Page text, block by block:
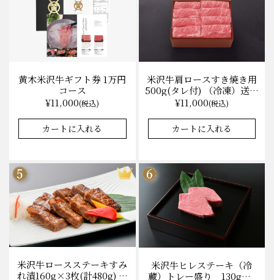
黄木米沢牛ギフト券 1万円
コース
¥11,000(税込)
カートに入れる
米沢牛肩ロースすき焼き用
500g(タレ付) （冷凍）送料
無料 化粧箱入
¥11,000(税込)
カートに入れる
米沢牛ロースステーキすみ
れ漬160g×3枚(計480g) 木
米沢牛ヒレステーキ（冷
蔵）トレー盛り 130g×1